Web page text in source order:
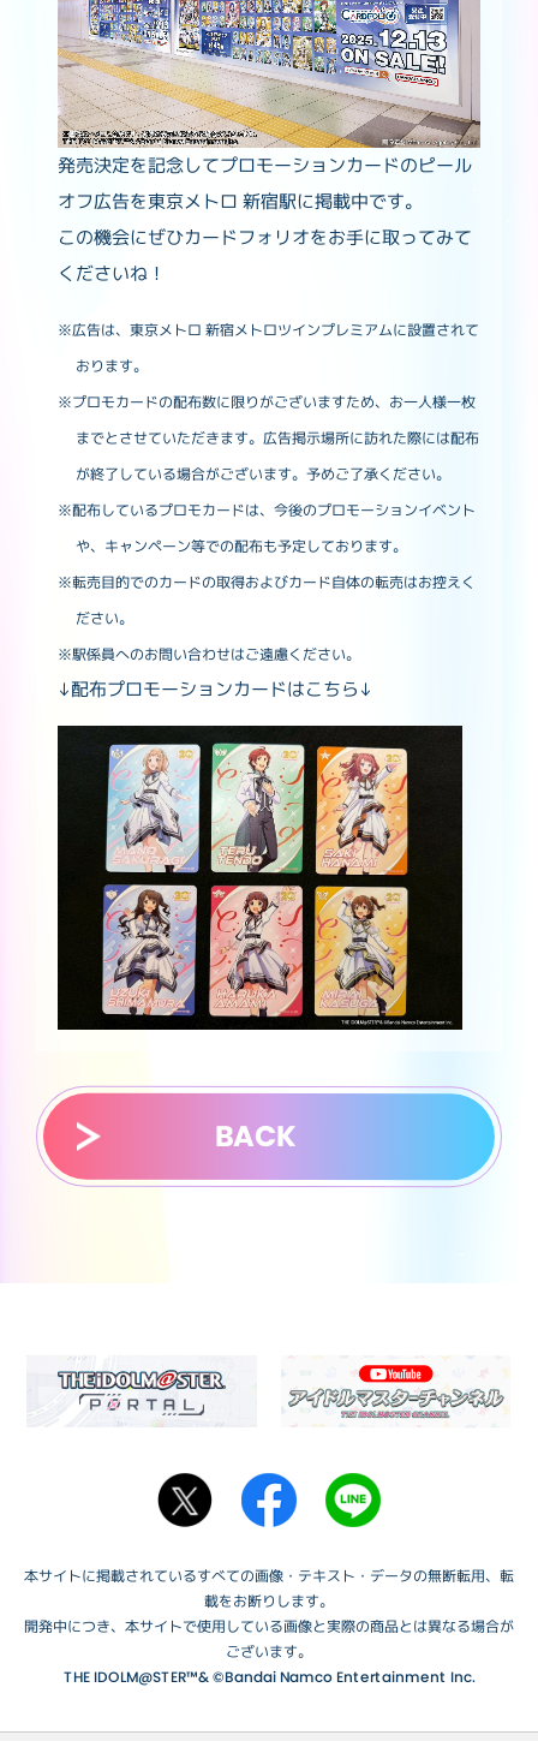
発売決定を記念してプロモーションカードのピール
オフ広告を東京メトロ 新宿駅に掲載中です。
この機会にぜひカードフォリオをお手に取ってみて
くださいね！
※広告は、東京メトロ 新宿メトロツインプレミアムに設置されて
おります。
※プロモカードの配布数に限りがございますため、お一人様一枚
までとさせていただきます。広告掲示場所に訪れた際には配布
が終了している場合がございます。予めご了承ください。
※配布しているプロモカードは、今後のプロモーションイベント
や、キャンペーン等での配布も予定しております。
※転売目的でのカードの取得およびカード自体の転売はお控えく
ださい。
※駅係員へのお問い合わせはご遠慮ください。
↓配布プロモーションカードはこちら↓
BACK
本サイトに掲載されているすべての画像・テキスト・データの無断転用、転
載をお断りします。
開発中につき、本サイトで使用している画像と実際の商品とは異なる場合が
ございます。
THE IDOLM@STER™& ©Bandai Namco Entertainment Inc.